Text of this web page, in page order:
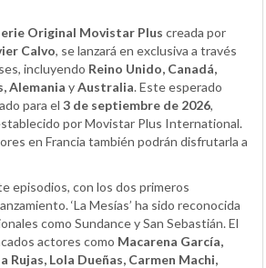
Original Movistar Plus creada por
Calvo, se lanzará en exclusiva a través
incluyendo Reino Unido, Canadá,
Alemania yAustralia. Este esperado
para el 3 de septiembre de 2026,
por Movistar Plus International.
en Francia también podrán disfrutarla a
episodios, con los dos primeros
‘La Mesías’ ha sido reconocida
como Sundance y San Sebastián. El
actores como Macarena García,
Rujas, Lola Dueñas, Carmen Machi,